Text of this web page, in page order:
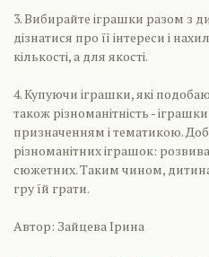
3. Вибирайте іграшки разом з
дізнатися про її інтереси і
кількості, а для якості.
4. Купуючи іграшки, які
також різноманітність -
призначенням і тематикою.
різноманітних іграшок:
сюжетних. Таким чином,
гру їй грати.
Автор: Зайцева Ірина